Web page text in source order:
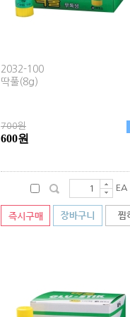
2032-100
딱풀(8g)
700원
600원
EA